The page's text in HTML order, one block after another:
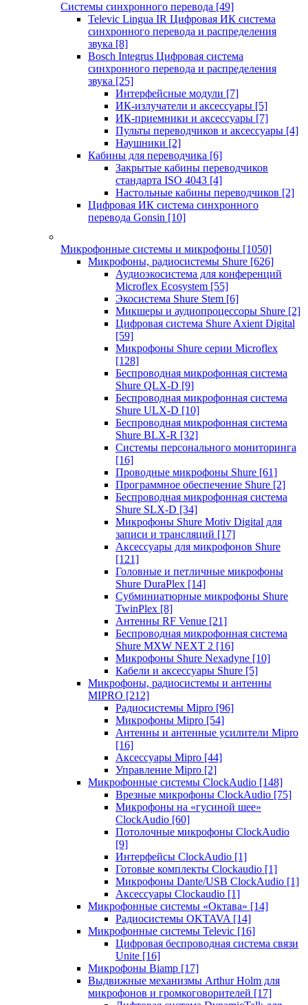
Системы синхронного перевода [49]
Televic Lingua IR Цифровая ИК система
синхронного перевода и распределения
звука [8]
Bosch Integrus Цифровая система
синхронного перевода и распределения
звука [25]
Интерфейсные модули [7]
ИК-излучатели и аксессуары [5]
ИК-приемники и аксессуары [7]
Пульты переводчиков и аксессуары [4]
Наушники [2]
Кабины для переводчика [6]
Закрытые кабины переводчиков
стандарта ISO 4043 [4]
Настольные кабины переводчиков [2]
Цифровая ИК система синхронного
перевода Gonsin [10]
Микрофонные системы и микрофоны [1050]
Микрофоны, радиосистемы Shure [626]
Аудиоэкосистема для конференций
Microflex Ecosystem [55]
Экосистема Shure Stem [6]
Микшеры и аудиопроцессоры Shure [2]
Цифровая система Shure Axient Digital
[59]
Микрофоны Shure серии Microflex
[128]
Беспроводная микрофонная система
Shure QLX-D [9]
Беспроводная микрофонная система
Shure ULX-D [10]
Беспроводная микрофонная система
Shure BLX-R [32]
Системы персонального мониторинга
[16]
Проводные микрофоны Shure [61]
Программное обеспечение Shure [2]
Беспроводная микрофонная система
Shure SLX-D [34]
Микрофоны Shure Motiv Digital для
записи и трансляций [17]
Аксессуары для микрофонов Shure
[121]
Головные и петличные микрофоны
Shure DuraPlex [14]
Субминиатюрные микрофоны Shure
TwinPlex [8]
Антенны RF Venue [21]
Беспроводная микрофонная система
Shure MXW NEXT 2 [16]
Микрофоны Shure Nexadyne [10]
Кабели и аксессуары Shure [5]
Микрофоны, радиосистемы и антенны
MIPRO [212]
Радиосистемы Mipro [96]
Микрофоны Mipro [54]
Антенны и антенные усилители Mipro
[16]
Аксессуары Mipro [44]
Управление Mipro [2]
Микрофонные системы ClockAudio [148]
Врезные микрофоны ClockAudio [75]
Микрофоны на «гусиной шее»
ClockAudio [60]
Потолочные микрофоны ClockAudio
[9]
Интерфейсы ClockAudio [1]
Готовые комплекты Clockaudio [1]
Микрофоны Dante/USB ClockAudio [1]
Аксессуары Clockaudio [1]
Микрофонные системы «Октава» [14]
Радиосистемы OKTAVA [14]
Микрофонные системы Televic [16]
Цифровая беспроводная система связи
Unite [16]
Микрофоны Biamp [17]
Выдвижные механизмы Arthur Holm для
микрофонов и громкоговорителей [17]